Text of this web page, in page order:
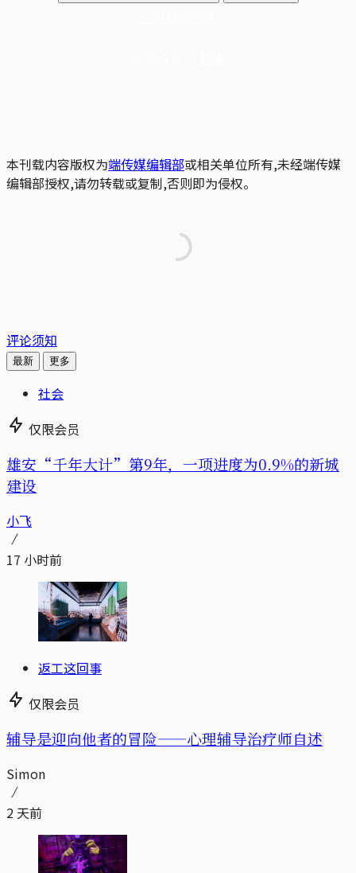
本刊载内容版权为端传媒编辑部或相关单位所有,未经端传媒
编辑部授权,请勿转载或复制,否则即为侵权。
评论须知
最新 更多
社会
仅限会员
雄安“千年大计”第9年，一项进度为0.9%的新城
建设
小飞
17 小时前
返工这回事
仅限会员
辅导是迎向他者的冒险——心理辅导治疗师自述
Simon
2 天前